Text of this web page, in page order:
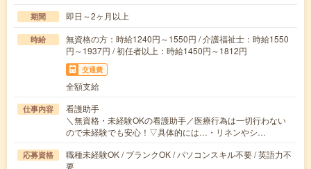
期間 即日～2ヶ月以上
時給
無資格の方：時給1240円～1550円 / 介護福祉士：時給1550
円～1937円 / 初任者以上：時給1450円～1812円
交通費
全額支給
仕事内容
看護助手
＼無資格・未経験OKの看護助手／医療行為は一切行わない
ので未経験でも安心！▽具体的には…・リネンやシ…
応募資格
職種未経験OK / ブランクOK / パソコンスキル不要 / 英語力不
要